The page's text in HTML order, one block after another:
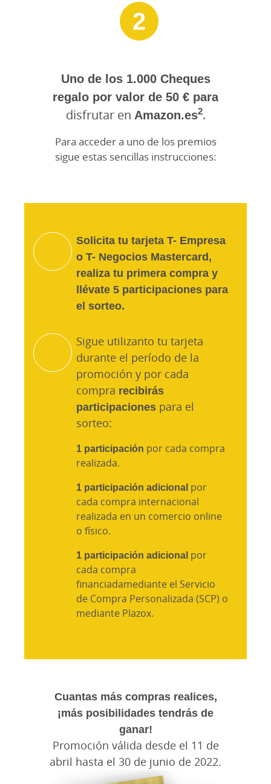
2
Uno de los 1.000 Cheques
regalo por valor de 50 € para
disfrutar en Amazon.es2.
Para acceder a uno de los premios
sigue estas sencillas instrucciones:
Solicita tu tarjeta T- Empresa
o T- Negocios Mastercard,
realiza tu primera compra y
llévate 5 participaciones para
el sorteo.
Sigue utilizanto tu tarjeta
durante el período de la
promoción y por cada
compra recibirás
participaciones para el
sorteo:
1 participación por cada compra
realizada.
1 participación adicional por
cada compra internacional
realizada en un comercio online
o físico.
1 participación adicional por
cada compra
financiadamediante el Servicio
de Compra Personalizada (SCP) o
mediante Plazox.
Cuantas más compras realices,
¡más posibilidades tendrás de
ganar!
Promoción válida desde el 11 de
abril hasta el 30 de junio de 2022.